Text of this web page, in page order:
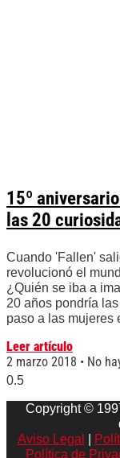
15º aniversario
las 20
Cuando 'Fallen'
revolucionó el
¿Quién se iba a
20 años pondría
paso a las mujeres
Leer artículo
2 marzo 2018
No
Copyright ©
Aviso Legal
Política de